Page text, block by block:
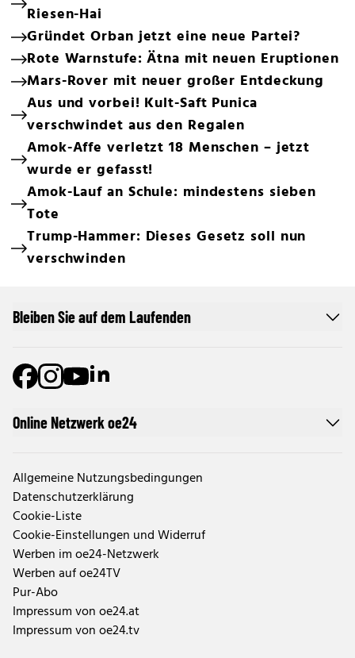
Riesen-Hai
Gründet Orban jetzt eine neue Partei?
Rote Warnstufe: Ätna mit neuen Eruptionen
Mars-Rover mit neuer großer Entdeckung
Aus und vorbei! Kult-Saft Punica
verschwindet aus den Regalen
Amok-Affe verletzt 18 Menschen – jetzt
wurde er gefasst!
Amok-Lauf an Schule: mindestens sieben
Tote
Trump-Hammer: Dieses Gesetz soll nun
verschwinden
Online Netzwerk oe24
Allgemeine Nutzungsbedingungen
Datenschutzerklärung
Cookie-Liste
Cookie-Einstellungen und Widerruf
Werben im oe24-Netzwerk
Werben auf oe24TV
Pur-Abo
Impressum von oe24.at
Impressum von oe24.tv
Bleiben Sie auf dem Laufenden